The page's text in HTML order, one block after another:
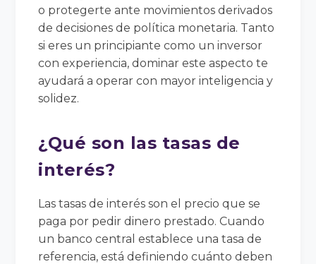
o protegerte ante movimientos derivados
de decisiones de política monetaria. Tanto
si eres un principiante como un inversor
con experiencia, dominar este aspecto te
ayudará a operar con mayor inteligencia y
solidez.
¿Qué son las tasas de
interés?
Las tasas de interés son el precio que se
paga por pedir dinero prestado. Cuando
un banco central establece una tasa de
referencia, está definiendo cuánto deben